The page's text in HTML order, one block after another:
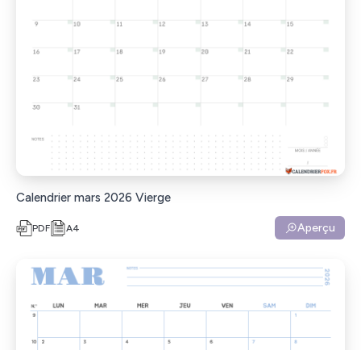
Calendrier mars 2026 Vierge
PDF A4 Aperçu